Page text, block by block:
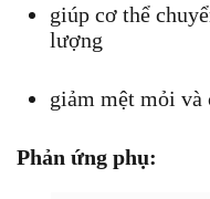
giúp cơ thể
lượng
giảm mệt mỏi và
Phản ứng phụ: